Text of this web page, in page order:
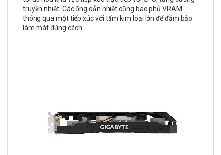
truyền nhiệt. Các ống dẫn nhiệt cũng bao phủ VRAM
thông qua một tiếp xúc với tấm kim loại lớn để đảm bảo
làm mát đúng cách.